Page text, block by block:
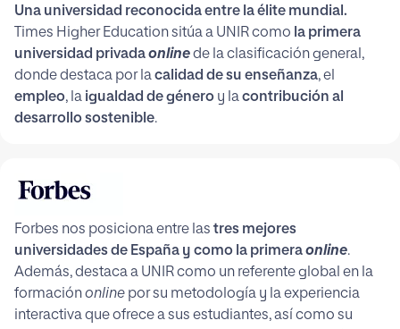
Una universidad reconocida entre la élite mundial.
Times Higher Education sitúa a UNIR como la primera
universidad privadaonlinede la clasificación general,
donde destaca por lacalidad de su enseñanza, el
empleo, la igualdad de género y lacontribución al
desarrollo sostenible.
Forbes nos posiciona entre las tres mejores
universidades de España y como la primeraonline.
Además, destaca a UNIR como un referente global en la
formaciónonline por su metodología y la experiencia
interactiva que ofrece a sus estudiantes, así como su